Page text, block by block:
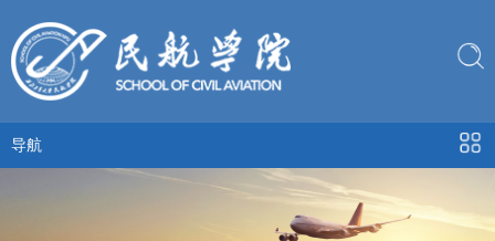
导航